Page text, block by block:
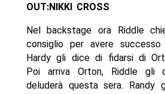
OUT:NIKKI CROSS
Nel backstage ora Riddle
consiglio per avere
Hardy gli dice di fidarsi di
Poi arriva Orton, Riddle gli
deluderà questa sera. Randy